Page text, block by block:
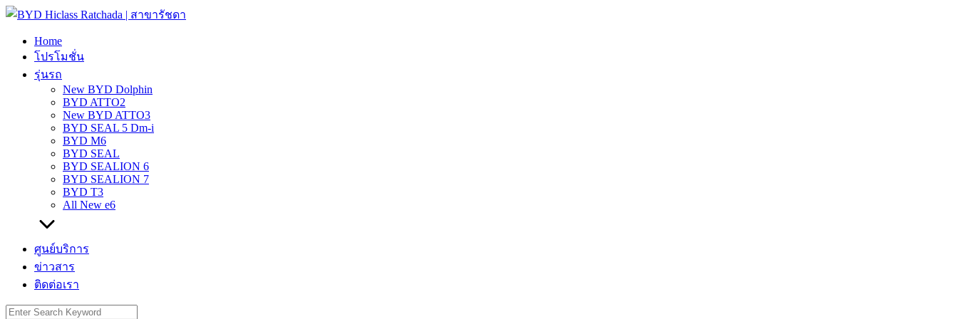
Skip
contentHome
โปรโมชั่น
รุ่นรถ
New BYD Dolphin
BYD ATTO2
New BYD ATTO3
BYD SEAL 5 Dm-i
BYD M6
BYD SEAL
BYD SEALION 6
BYD SEALION 7
BYD T3
All New e6
ศูนย์บริการ
ข่าวสาร
ติดต่อเรา
Search